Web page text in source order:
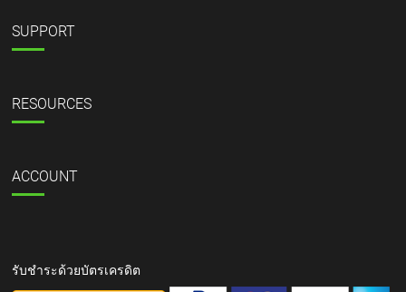
SUPPORT
RESOURCES
ACCOUNT
รับชำระด้วยบัตรเครดิต